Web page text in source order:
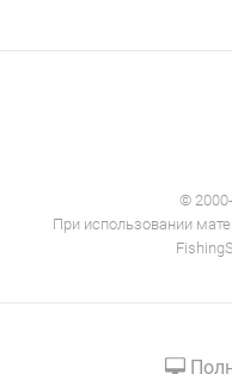
©
При использовании